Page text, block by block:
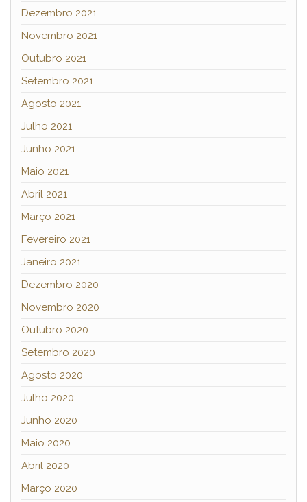
Dezembro 2021
Novembro 2021
Outubro 2021
Setembro 2021
Agosto 2021
Julho 2021
Junho 2021
Maio 2021
Abril 2021
Março 2021
Fevereiro 2021
Janeiro 2021
Dezembro 2020
Novembro 2020
Outubro 2020
Setembro 2020
Agosto 2020
Julho 2020
Junho 2020
Maio 2020
Abril 2020
Março 2020